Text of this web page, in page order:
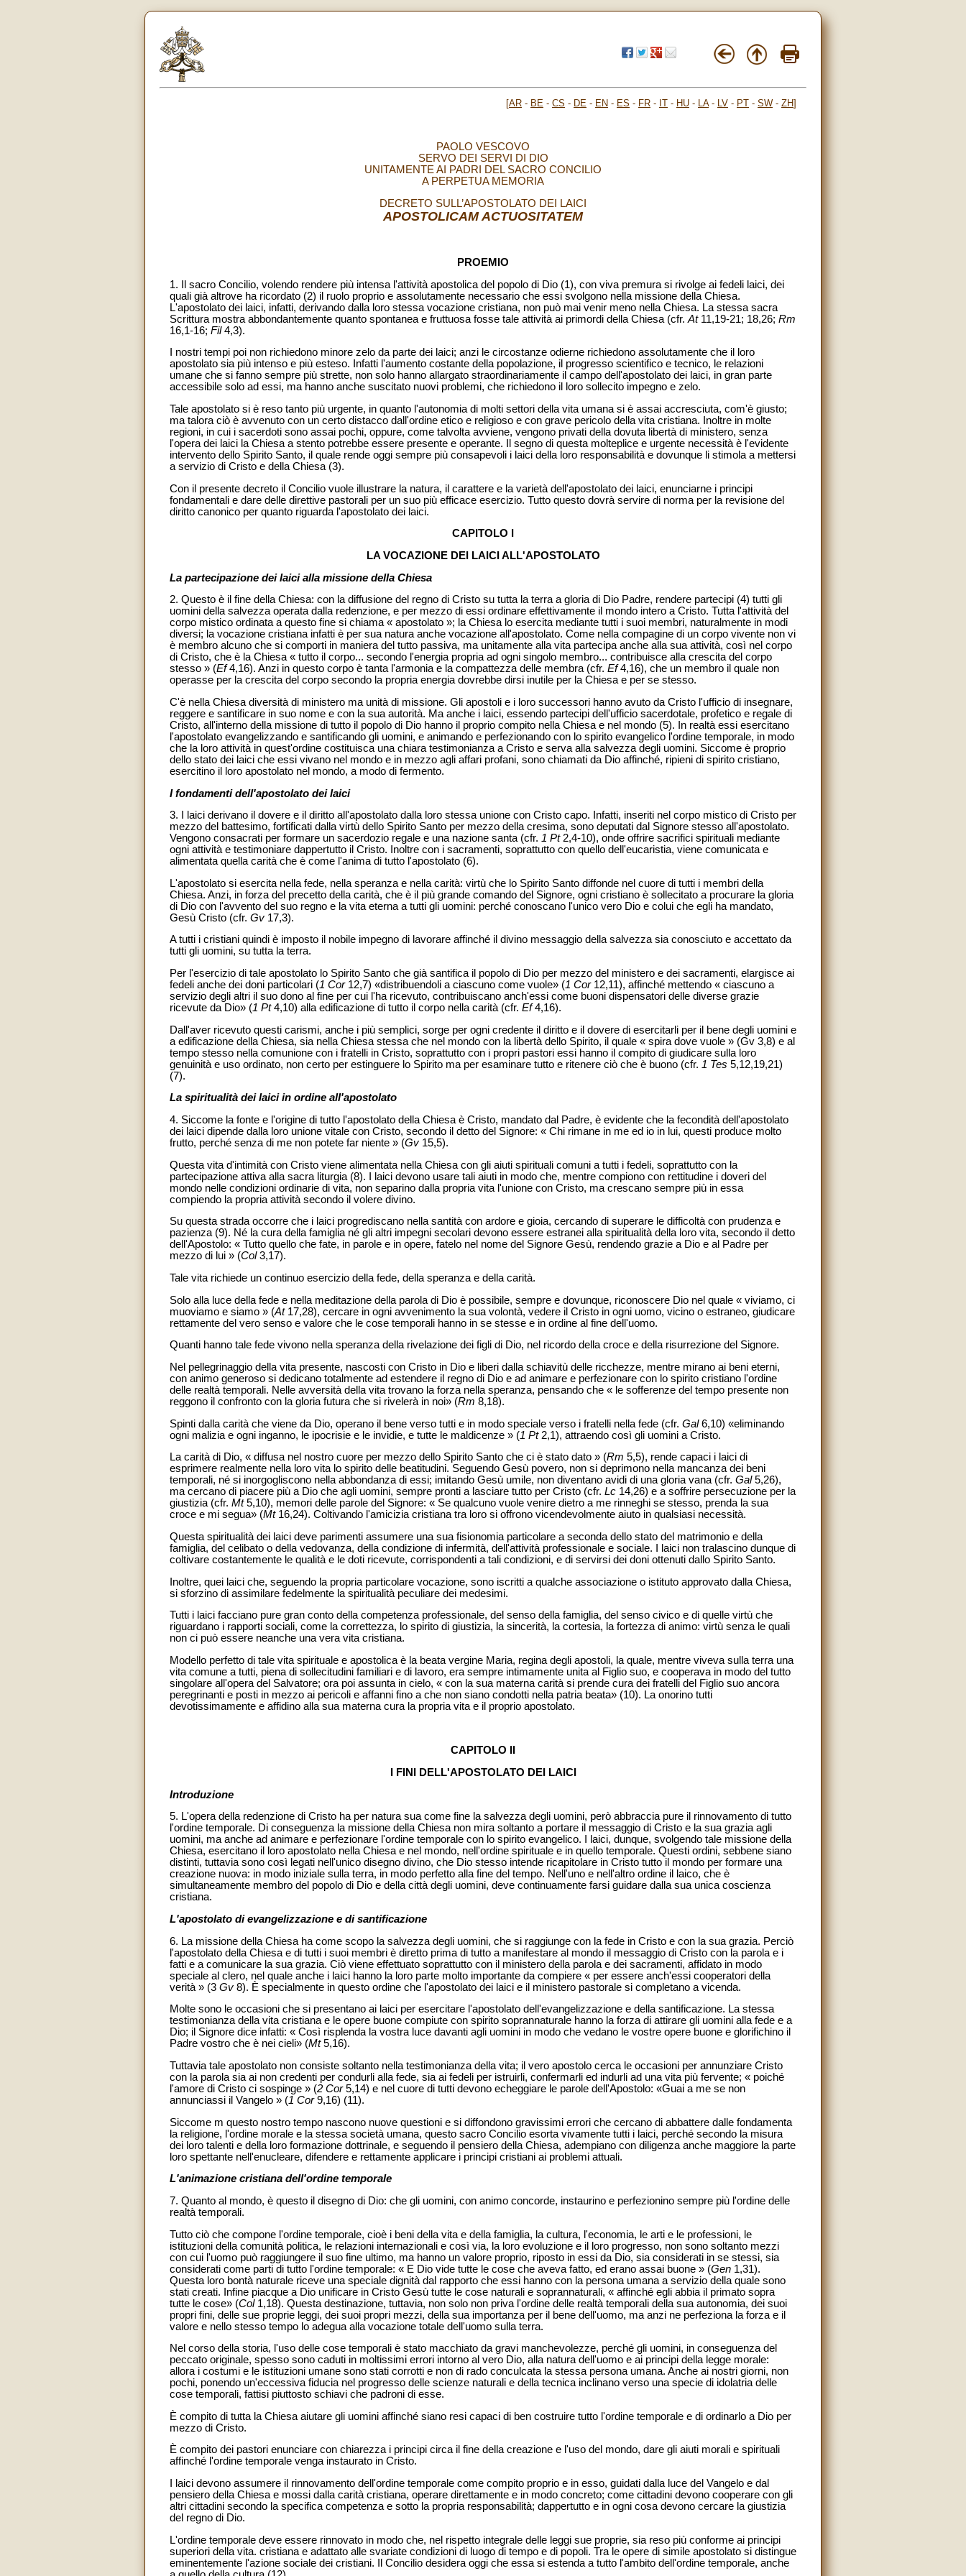
[AR - BE - CS - DE - EN - ES - FR - IT - HU - LA- LV - PT - SW - ZH]
PAOLO VESCOVO
SERVO DEI SERVI DI DIO
UNITAMENTE AI PADRI DEL SACRO CONCILIO
A PERPETUA MEMORIA
DECRETO SULL’APOSTOLATO DEI LAICI
APOSTOLICAM ACTUOSITATEM
PROEMIO
1. Il sacro Concilio, volendo rendere più intensa l'attività apostolica del popolo di Dio (1), con viva premura si rivolge ai fedeli laici, dei
quali già altrove ha ricordato (2) il ruolo proprio e assolutamente necessario che essi svolgono nella missione della Chiesa.
L'apostolato dei laici, infatti, derivando dalla loro stessa vocazione cristiana, non può mai venir meno nella Chiesa. La stessa sacra
Scrittura mostra abbondantemente quanto spontanea e fruttuosa fosse tale attività ai primordi della Chiesa (cfr. At 11,19-21; 18,26; Rm
16,1-16; Fil4,3).
I nostri tempi poi non richiedono minore zelo da parte dei laici; anzi le circostanze odierne richiedono assolutamente che il loro
apostolato sia più intenso e più esteso. Infatti l'aumento costante della popolazione, il progresso scientifico e tecnico, le relazioni
umane che si fanno sempre più strette, non solo hanno allargato straordinariamente il campo dell'apostolato dei laici, in gran parte
accessibile solo ad essi, ma hanno anche suscitato nuovi problemi, che richiedono il loro sollecito impegno e zelo.
Tale apostolato si è reso tanto più urgente, in quanto l'autonomia di molti settori della vita umana si è assai accresciuta, com'è giusto;
ma talora ciò è avvenuto con un certo distacco dall'ordine etico e religioso e con grave pericolo della vita cristiana. Inoltre in molte
regioni, in cui i sacerdoti sono assai pochi, oppure, come talvolta avviene, vengono privati della dovuta libertà di ministero, senza
l'opera dei laici la Chiesa a stento potrebbe essere presente e operante. Il segno di questa molteplice e urgente necessità è l'evidente
intervento dello Spirito Santo, il quale rende oggi sempre più consapevoli i laici della loro responsabilità e dovunque li stimola a mettersi
a servizio di Cristo e della Chiesa (3).
Con il presente decreto il Concilio vuole illustrare la natura, il carattere e la varietà dell'apostolato dei laici, enunciarne i principi
fondamentali e dare delle direttive pastorali per un suo più efficace esercizio. Tutto questo dovrà servire di norma per la revisione del
diritto canonico per quanto riguarda l'apostolato dei laici.
CAPITOLO I
LA VOCAZIONE DEI LAICI ALL'APOSTOLATO
La partecipazione dei laici alla missione della Chiesa
2. Questo è il fine della Chiesa: con la diffusione del regno di Cristo su tutta la terra a gloria di Dio Padre, rendere partecipi (4) tutti gli
uomini della salvezza operata dalla redenzione, e per mezzo di essi ordinare effettivamente il mondo intero a Cristo. Tutta l'attività del
corpo mistico ordinata a questo fine si chiama « apostolato »; la Chiesa lo esercita mediante tutti i suoi membri, naturalmente in modi
diversi; la vocazione cristiana infatti è per sua natura anche vocazione all'apostolato. Come nella compagine di un corpo vivente non vi
è membro alcuno che si comporti in maniera del tutto passiva, ma unitamente alla vita partecipa anche alla sua attività, così nel corpo
di Cristo, che è la Chiesa « tutto il corpo... secondo l'energia propria ad ogni singolo membro... contribuisce alla crescita del corpo
stesso » (Ef4,16). Anzi in questo corpo è tanta l'armonia e la compattezza delle membra (cfr. Ef4,16), che un membro il quale non
operasse per la crescita del corpo secondo la propria energia dovrebbe dirsi inutile per la Chiesa e per se stesso.
C'è nella Chiesa diversità di ministero ma unità di missione. Gli apostoli e i loro successori hanno avuto da Cristo l'ufficio di insegnare,
reggere e santificare in suo nome e con la sua autorità. Ma anche i laici, essendo partecipi dell'ufficio sacerdotale, profetico e regale di
Cristo, all'interno della missione di tutto il popolo di Dio hanno il proprio compito nella Chiesa e nel mondo (5). In realtà essi esercitano
l'apostolato evangelizzando e santificando gli uomini, e animando e perfezionando con lo spirito evangelico l'ordine temporale, in modo
che la loro attività in quest'ordine costituisca una chiara testimonianza a Cristo e serva alla salvezza degli uomini. Siccome è proprio
dello stato dei laici che essi vivano nel mondo e in mezzo agli affari profani, sono chiamati da Dio affinché, ripieni di spirito cristiano,
esercitino il loro apostolato nel mondo, a modo di fermento.
I fondamenti dell'apostolato dei laici
3. I laici derivano il dovere e il diritto all'apostolato dalla loro stessa unione con Cristo capo. Infatti, inseriti nel corpo mistico di Cristo per
mezzo del battesimo, fortificati dalla virtù dello Spirito Santo per mezzo della cresima, sono deputati dal Signore stesso all'apostolato.
Vengono consacrati per formare un sacerdozio regale e una nazione santa (cfr. 1 Pt 2,4-10), onde offrire sacrifici spirituali mediante
ogni attività e testimoniare dappertutto il Cristo. Inoltre con i sacramenti, soprattutto con quello dell'eucaristia, viene comunicata e
alimentata quella carità che è come l'anima di tutto l'apostolato (6).
L'apostolato si esercita nella fede, nella speranza e nella carità: virtù che lo Spirito Santo diffonde nel cuore di tutti i membri della
Chiesa. Anzi, in forza del precetto della carità, che è il più grande comando del Signore, ogni cristiano è sollecitato a procurare la gloria
di Dio con l'avvento del suo regno e la vita eterna a tutti gli uomini: perché conoscano l'unico vero Dio e colui che egli ha mandato,
Gesù Cristo (cfr. Gv 17,3).
A tutti i cristiani quindi è imposto il nobile impegno di lavorare affinché il divino messaggio della salvezza sia conosciuto e accettato da
tutti gli uomini, su tutta la terra.
Per l'esercizio di tale apostolato lo Spirito Santo che già santifica il popolo di Dio per mezzo del ministero e dei sacramenti, elargisce ai
fedeli anche dei doni particolari (1 Cor12,7) «distribuendoli a ciascuno come vuole» (1 Cor12,11), affinché mettendo « ciascuno a
servizio degli altri il suo dono al fine per cui l'ha ricevuto, contribuiscano anch'essi come buoni dispensatori delle diverse grazie
ricevute da Dio» (1 Pt4,10) alla edificazione di tutto il corpo nella carità (cfr. Ef4,16).
Dall'aver ricevuto questi carismi, anche i più semplici, sorge per ogni credente il diritto e il dovere di esercitarli per il bene degli uomini e
a edificazione della Chiesa, sia nella Chiesa stessa che nel mondo con la libertà dello Spirito, il quale « spira dove vuole » (Gv 3,8) e al
tempo stesso nella comunione con i fratelli in Cristo, soprattutto con i propri pastori essi hanno il compito di giudicare sulla loro
genuinità e uso ordinato, non certo per estinguere lo Spirito ma per esaminare tutto e ritenere ciò che è buono (cfr. 1 Tes 5,12,19,21)
(7).
La spiritualità dei laici in ordine all'apostolato
4. Siccome la fonte e l'origine di tutto l'apostolato della Chiesa è Cristo, mandato dal Padre, è evidente che la fecondità dell'apostolato
dei laici dipende dalla loro unione vitale con Cristo, secondo il detto del Signore: « Chi rimane in me ed io in lui, questi produce molto
frutto, perché senza di me non potete far niente » (Gv 15,5).
Questa vita d'intimità con Cristo viene alimentata nella Chiesa con gli aiuti spirituali comuni a tutti i fedeli, soprattutto con la
partecipazione attiva alla sacra liturgia (8). I laici devono usare tali aiuti in modo che, mentre compiono con rettitudine i doveri del
mondo nelle condizioni ordinarie di vita, non separino dalla propria vita l'unione con Cristo, ma crescano sempre più in essa
compiendo la propria attività secondo il volere divino.
Su questa strada occorre che i laici progrediscano nella santità con ardore e gioia, cercando di superare le difficoltà con prudenza e
pazienza (9). Né la cura della famiglia né gli altri impegni secolari devono essere estranei alla spiritualità della loro vita, secondo il detto
dell'Apostolo: « Tutto quello che fate, in parole e in opere, fatelo nel nome del Signore Gesù, rendendo grazie a Dio e al Padre per
mezzo di lui » (Col3,17).
Tale vita richiede un continuo esercizio della fede, della speranza e della carità.
Solo alla luce della fede e nella meditazione della parola di Dio è possibile, sempre e dovunque, riconoscere Dio nel quale « viviamo, ci
muoviamo e siamo » (At17,28), cercare in ogni avvenimento la sua volontà, vedere il Cristo in ogni uomo, vicino o estraneo, giudicare
rettamente del vero senso e valore che le cose temporali hanno in se stesse e in ordine al fine dell'uomo.
Quanti hanno tale fede vivono nella speranza della rivelazione dei figli di Dio, nel ricordo della croce e della risurrezione del Signore.
Nel pellegrinaggio della vita presente, nascosti con Cristo in Dio e liberi dalla schiavitù delle ricchezze, mentre mirano ai beni eterni,
con animo generoso si dedicano totalmente ad estendere il regno di Dio e ad animare e perfezionare con lo spirito cristiano l'ordine
delle realtà temporali. Nelle avversità della vita trovano la forza nella speranza, pensando che « le sofferenze del tempo presente non
reggono il confronto con la gloria futura che si rivelerà in noi» (Rm 8,18).
Spinti dalla carità che viene da Dio, operano il bene verso tutti e in modo speciale verso i fratelli nella fede (cfr. Gal6,10) «eliminando
ogni malizia e ogni inganno, le ipocrisie e le invidie, e tutte le maldicenze » (1 Pt2,1), attraendo così gli uomini a Cristo.
La carità di Dio, « diffusa nel nostro cuore per mezzo dello Spirito Santo che ci è stato dato » (Rm 5,5), rende capaci i laici di
esprimere realmente nella loro vita lo spirito delle beatitudini. Seguendo Gesù povero, non si deprimono nella mancanza dei beni
temporali, né si inorgogliscono nella abbondanza di essi; imitando Gesù umile, non diventano avidi di una gloria vana (cfr. Gal5,26),
ma cercano di piacere più a Dio che agli uomini, sempre pronti a lasciare tutto per Cristo (cfr. Lc 14,26) e a soffrire persecuzione per la
giustizia (cfr. Mt5,10), memori delle parole del Signore: « Se qualcuno vuole venire dietro a me rinneghi se stesso, prenda la sua
croce e mi segua» (Mt16,24). Coltivando l'amicizia cristiana tra loro si offrono vicendevolmente aiuto in qualsiasi necessità.
Questa spiritualità dei laici deve parimenti assumere una sua fisionomia particolare a seconda dello stato del matrimonio e della
famiglia, del celibato o della vedovanza, della condizione di infermità, dell'attività professionale e sociale. I laici non tralascino dunque di
coltivare costantemente le qualità e le doti ricevute, corrispondenti a tali condizioni, e di servirsi dei doni ottenuti dallo Spirito Santo.
Inoltre, quei laici che, seguendo la propria particolare vocazione, sono iscritti a qualche associazione o istituto approvato dalla Chiesa,
si sforzino di assimilare fedelmente la spiritualità peculiare dei medesimi.
Tutti i laici facciano pure gran conto della competenza professionale, del senso della famiglia, del senso civico e di quelle virtù che
riguardano i rapporti sociali, come la correttezza, lo spirito di giustizia, la sincerità, la cortesia, la fortezza di animo: virtù senza le quali
non ci può essere neanche una vera vita cristiana.
Modello perfetto di tale vita spirituale e apostolica è la beata vergine Maria, regina degli apostoli, la quale, mentre viveva sulla terra una
vita comune a tutti, piena di sollecitudini familiari e di lavoro, era sempre intimamente unita al Figlio suo, e cooperava in modo del tutto
singolare all'opera del Salvatore; ora poi assunta in cielo, « con la sua materna carità si prende cura dei fratelli del Figlio suo ancora
peregrinanti e posti in mezzo ai pericoli e affanni fino a che non siano condotti nella patria beata» (10). La onorino tutti
devotissimamente e affidino alla sua materna cura la propria vita e il proprio apostolato.
CAPITOLO II
I FINI DELL'APOSTOLATO DEI LAICI
Introduzione
5. L'opera della redenzione di Cristo ha per natura sua come fine la salvezza degli uomini, però abbraccia pure il rinnovamento di tutto
l'ordine temporale. Di conseguenza la missione della Chiesa non mira soltanto a portare il messaggio di Cristo e la sua grazia agli
uomini, ma anche ad animare e perfezionare l'ordine temporale con lo spirito evangelico. I laici, dunque, svolgendo tale missione della
Chiesa, esercitano il loro apostolato nella Chiesa e nel mondo, nell'ordine spirituale e in quello temporale. Questi ordini, sebbene siano
distinti, tuttavia sono così legati nell'unico disegno divino, che Dio stesso intende ricapitolare in Cristo tutto il mondo per formare una
creazione nuova: in modo iniziale sulla terra, in modo perfetto alla fine del tempo. Nell'uno e nell'altro ordine il laico, che è
simultaneamente membro del popolo di Dio e della città degli uomini, deve continuamente farsi guidare dalla sua unica coscienza
cristiana.
L'apostolato di evangelizzazione e di santificazione
6. La missione della Chiesa ha come scopo la salvezza degli uomini, che si raggiunge con la fede in Cristo e con la sua grazia. Perciò
l'apostolato della Chiesa e di tutti i suoi membri è diretto prima di tutto a manifestare al mondo il messaggio di Cristo con la parola e i
fatti e a comunicare la sua grazia. Ciò viene effettuato soprattutto con il ministero della parola e dei sacramenti, affidato in modo
speciale al clero, nel quale anche i laici hanno la loro parte molto importante da compiere « per essere anch'essi cooperatori della
verità » (3 Gv 8). È specialmente in questo ordine che l'apostolato dei laici e il ministero pastorale si completano a vicenda.
Molte sono le occasioni che si presentano ai laici per esercitare l'apostolato dell'evangelizzazione e della santificazione. La stessa
testimonianza della vita cristiana e le opere buone compiute con spirito soprannaturale hanno la forza di attirare gli uomini alla fede e a
Dio; il Signore dice infatti: « Così risplenda la vostra luce davanti agli uomini in modo che vedano le vostre opere buone e glorifichino il
Padre vostro che è nei cieli» (Mt5,16).
Tuttavia tale apostolato non consiste soltanto nella testimonianza della vita; il vero apostolo cerca le occasioni per annunziare Cristo
con la parola sia ai non credenti per condurli alla fede, sia ai fedeli per istruirli, confermarli ed indurli ad una vita più fervente; « poiché
l'amore di Cristo ci sospinge » (2 Cor5,14) e nel cuore di tutti devono echeggiare le parole dell'Apostolo: «Guai a me se non
annunciassi il Vangelo » (1 Cor9,16) (11).
Siccome m questo nostro tempo nascono nuove questioni e si diffondono gravissimi errori che cercano di abbattere dalle fondamenta
la religione, l'ordine morale e la stessa società umana, questo sacro Concilio esorta vivamente tutti i laici, perché secondo la misura
dei loro talenti e della loro formazione dottrinale, e seguendo il pensiero della Chiesa, adempiano con diligenza anche maggiore la parte
loro spettante nell'enucleare, difendere e rettamente applicare i principi cristiani ai problemi attuali.
L'animazione cristiana dell'ordine temporale
7. Quanto al mondo, è questo il disegno di Dio: che gli uomini, con animo concorde, instaurino e perfezionino sempre più l'ordine delle
realtà temporali.
Tutto ciò che compone l'ordine temporale, cioè i beni della vita e della famiglia, la cultura, l'economia, le arti e le professioni, le
istituzioni della comunità politica, le relazioni internazionali e così via, la loro evoluzione e il loro progresso, non sono soltanto mezzi
con cui l'uomo può raggiungere il suo fine ultimo, ma hanno un valore proprio, riposto in essi da Dio, sia considerati in se stessi, sia
considerati come parti di tutto l'ordine temporale: « E Dio vide tutte le cose che aveva fatto, ed erano assai buone » (Gen 1,31).
Questa loro bontà naturale riceve una speciale dignità dal rapporto che essi hanno con la persona umana a servizio della quale sono
stati creati. Infine piacque a Dio unificare in Cristo Gesù tutte le cose naturali e soprannaturali, « affinché egli abbia il primato sopra
tutte le cose» (Col1,18). Questa destinazione, tuttavia, non solo non priva l'ordine delle realtà temporali della sua autonomia, dei suoi
propri fini, delle sue proprie leggi, dei suoi propri mezzi, della sua importanza per il bene dell'uomo, ma anzi ne perfeziona la forza e il
valore e nello stesso tempo lo adegua alla vocazione totale dell'uomo sulla terra.
Nel corso della storia, l'uso delle cose temporali è stato macchiato da gravi manchevolezze, perché gli uomini, in conseguenza del
peccato originale, spesso sono caduti in moltissimi errori intorno al vero Dio, alla natura dell'uomo e ai principi della legge morale:
allora i costumi e le istituzioni umane sono stati corrotti e non di rado conculcata la stessa persona umana. Anche ai nostri giorni, non
pochi, ponendo un'eccessiva fiducia nel progresso delle scienze naturali e della tecnica inclinano verso una specie di idolatria delle
cose temporali, fattisi piuttosto schiavi che padroni di esse.
È compito di tutta la Chiesa aiutare gli uomini affinché siano resi capaci di ben costruire tutto l'ordine temporale e di ordinarlo a Dio per
mezzo di Cristo.
È compito dei pastori enunciare con chiarezza i principi circa il fine della creazione e l'uso del mondo, dare gli aiuti morali e spirituali
affinché l'ordine temporale venga instaurato in Cristo.
I laici devono assumere il rinnovamento dell'ordine temporale come compito proprio e in esso, guidati dalla luce del Vangelo e dal
pensiero della Chiesa e mossi dalla carità cristiana, operare direttamente e in modo concreto; come cittadini devono cooperare con gli
altri cittadini secondo la specifica competenza e sotto la propria responsabilità; dappertutto e in ogni cosa devono cercare la giustizia
del regno di Dio.
L'ordine temporale deve essere rinnovato in modo che, nel rispetto integrale delle leggi sue proprie, sia reso più conforme ai principi
superiori della vita. cristiana e adattato alle svariate condizioni di luogo di tempo e di popoli. Tra le opere di simile apostolato si distingue
eminentemente l'azione sociale dei cristiani. Il Concilio desidera oggi che essa si estenda a tutto l'ambito dell'ordine temporale, anche